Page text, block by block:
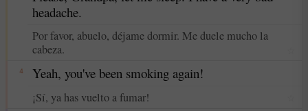
headache.
Por favor, abuelo, déjame dormir. Me duele mucho la
cabeza.
4 Yeah, you've been smoking again!
¡Sí, ya has vuelto a fumar!